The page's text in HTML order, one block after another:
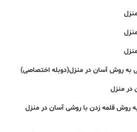
به روش آسان در منزل(دوبله اختصاصی)
در منزل
روش قلمه زدن با روشی آسان در منزل